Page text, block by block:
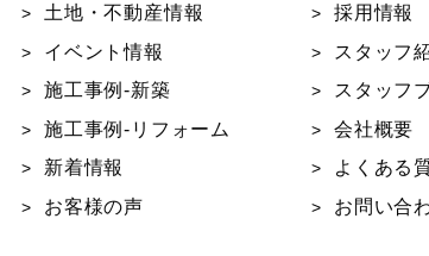
土地・不動産情報
イベント情報
施工事例-新築
施工事例-リフォーム
新着情報
お客様の声
採用情報
スタッフ
スタッフ
会社概要
よくある
お問い合